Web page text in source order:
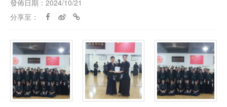
發佈日期：2024/10/21
分享至：